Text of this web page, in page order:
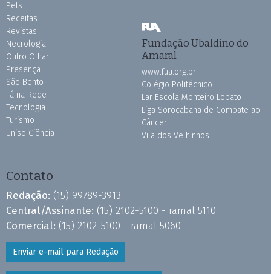
Pets
Receitas
Revistas
Necrologia
Outro Olhar
Presença
São Bento
Tá na Rede
Tecnologia
Turismo
Uniso Ciência
Fundação Ubaldino do
Amaral
www.fua.org.br
Colégio Politécnico
Lar Escola Monteiro Lobato
Liga Sorocabana de Combate ao
Câncer
Vila dos Velhinhos
Contato
Redação: (15) 99789-3913
Central/Assinante: (15) 2102-5100 - ramal 5110
Comercial: (15) 2102-5100 - ramal 5060
Enviar e-mail para Redação